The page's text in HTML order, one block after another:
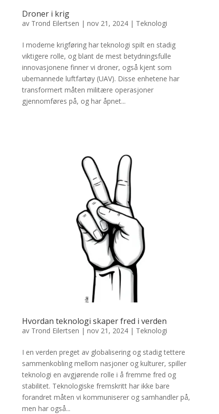
Droner i krig
av Trond Eilertsen | nov 21, 2024| Teknologi
I moderne krigføring har teknologi spilt en stadig
viktigere rolle, og blant de mest betydningsfulle
innovasjonene finner vi droner, også kjent som
ubemannede luftfartøy (UAV). Disse enhetene har
transformert måten militære operasjoner
gjennomføres på, og har åpnet...
Hvordan teknologi skaper fred i verden
av Trond Eilertsen | nov 21, 2024| Teknologi
I en verden preget av globalisering og stadig tettere
sammenkobling mellom nasjoner og kulturer, spiller
teknologi en avgjørende rolle i å fremme fred og
stabilitet. Teknologiske fremskritt har ikke bare
forandret måten vi kommuniserer og samhandler på,
men har også...